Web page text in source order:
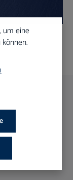
um eine